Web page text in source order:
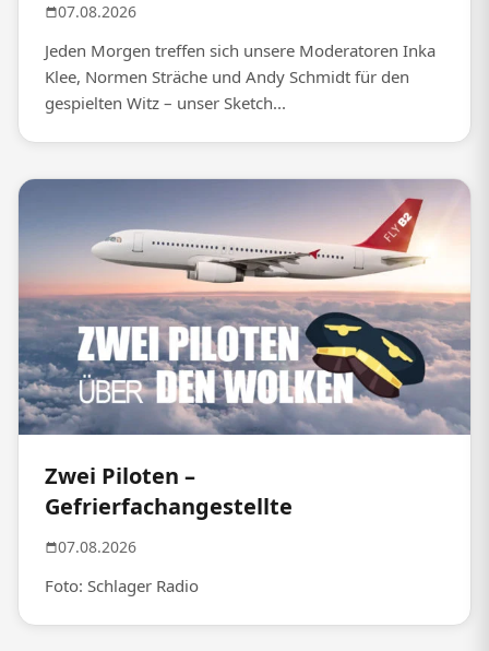
07.08.2026
Jeden Morgen treffen sich unsere Moderatoren Inka
Klee, Normen Sträche und Andy Schmidt für den
gespielten Witz – unser Sketch...
Zwei Piloten –
Gefrierfachangestellte
07.08.2026
Foto: Schlager Radio